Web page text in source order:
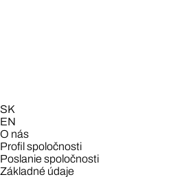
SK
EN
O nás
Profil spoločnosti
Poslanie spoločnosti
Základné údaje